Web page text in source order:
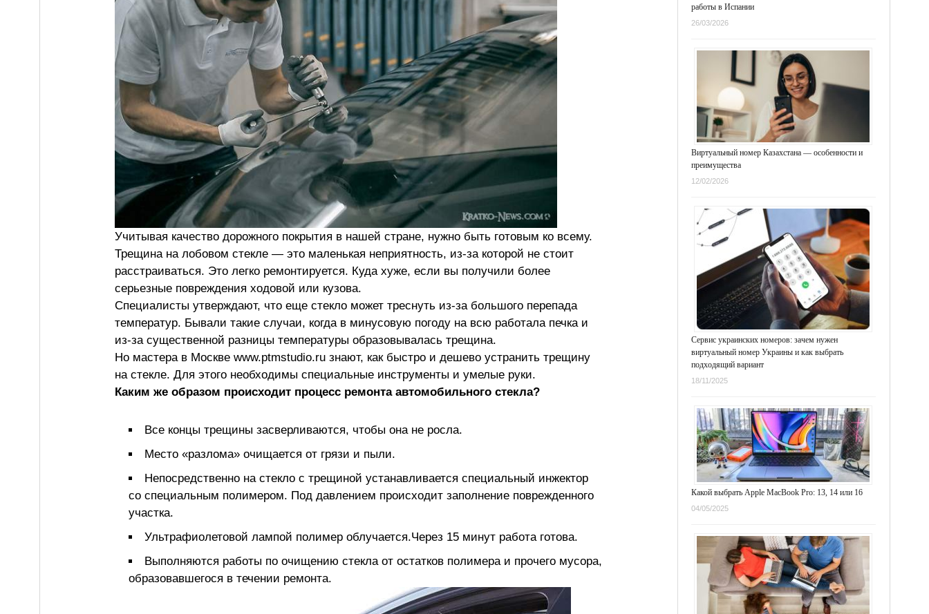
Учитывая качество дорожного покрытия в нашей стране, нужно быть готовым ко всему.
Трещина на лобовом стекле — это маленькая неприятность, из-за которой не стоит
расстраиваться. Это легко ремонтируется. Куда хуже, если вы получили более
серьезные повреждения ходовой или кузова.
Специалисты утверждают, что еще стекло может треснуть из-за большого перепада
температур. Бывали такие случаи, когда в минусовую погоду на всю работала печка и
из-за существенной разницы температуры образовывалась трещина.
Но мастера в Москве www.ptmstudio.ru знают, как быстро и дешево устранить трещину
на стекле. Для этого необходимы специальные инструменты и умелые руки.
Каким же образом происходит процесс ремонта автомобильного стекла?
Все концы трещины засверливаются, чтобы она не росла.
Место «разлома» очищается от грязи и пыли.
Непосредственно на стекло с трещиной устанавливается специальный инжектор
со специальным полимером. Под давлением происходит заполнение поврежденного
участка.
Ультрафиолетовой лампой полимер облучается.Через 15 минут работа готова.
Выполняются работы по очищению стекла от остатков полимера и прочего мусора,
образовавшегося в течении ремонта.
работы в Испании
26/03/2026
Виртуальный номер Казахстана — особенности и
преимущества
12/02/2026
Сервис украинских номеров: зачем нужен
виртуальный номер Украины и как выбрать
подходящий вариант
18/11/2025
Какой выбрать Apple MacBook Pro: 13, 14 или 16
04/05/2025